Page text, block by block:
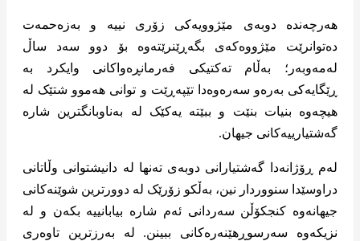
هەرچەندە دوبەی مێژوویەکی زۆری نییە و بەزەحمەت
دەتوانرێت مێژووەکەی بگەڕێنرێتەوە بۆ دوو سەد ساڵ
لەمەوبەر؛ بەڵام تەکتیکی فەرمانڕەواکانی وایکرد بە
ڕێگایەکی بەرەو سەرەوەدا تێپەڕێت و توانی هەموو شتێک لە
هیچەوە بنیات بنێت و ببێتە یەکێک لە بەناوبانگترین شارە
گەشتیارییەکانی جیهان.
لەم ڕۆژانەدا گەشتیارانی دوبەی تەنها لە دانیشتوانی وڵاتانی
دراوسێدا سنووردار نین، بەڵکو زۆرێک لە دوورترین شوێنەکانی
جیهانەوە کنجکۆڵن سەردانی ئەم شارە بیابانییە بکەن و لە
نزیکەوە سەرسوڕهێنەرەکانی ببینن. لە بەرزترین تاوەری